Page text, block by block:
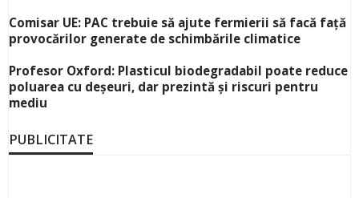
Comisar UE: PAC trebuie să ajute fermierii să facă față
provocărilor generate de schimbările climatice
Profesor Oxford: Plasticul biodegradabil poate reduce
poluarea cu deșeuri, dar prezintă și riscuri pentru
mediu
PUBLICITATE